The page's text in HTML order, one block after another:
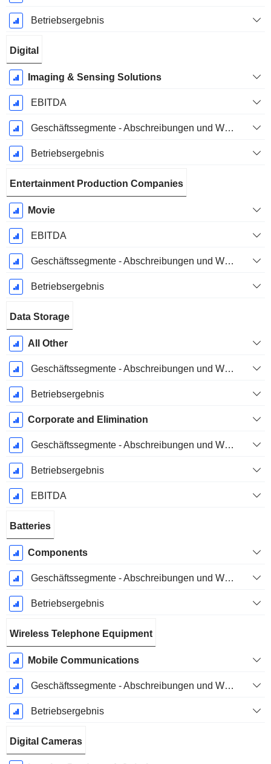
Betriebsergebnis
Digital
Imaging & Sensing Solutions
EBITDA
Geschäftssegmente - Abschreibungen und Wertminderungen
Betriebsergebnis
Entertainment Production Companies
Movie
EBITDA
Geschäftssegmente - Abschreibungen und Wertminderungen
Betriebsergebnis
Data Storage
All Other
Geschäftssegmente - Abschreibungen und Wertminderungen
Betriebsergebnis
Corporate and Elimination
Geschäftssegmente - Abschreibungen und Wertminderungen
Betriebsergebnis
EBITDA
Batteries
Components
Geschäftssegmente - Abschreibungen und Wertminderungen
Betriebsergebnis
Wireless Telephone Equipment
Mobile Communications
Geschäftssegmente - Abschreibungen und Wertminderungen
Betriebsergebnis
Digital Cameras